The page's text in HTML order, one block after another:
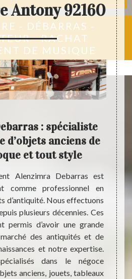
- DÉBARRAS -
- RACHAT
DE MUSIQUE
Antony 92160
: spécialiste
d’objets anciens de
et tout style
Alenzimra Debarras est
comme professionnel en
d’antiquité. Nous effectuons
plusieurs décennies. Ces
permis d’avoir une grande
des antiquités et de
et notre expertise.
dans le négoce
anciens, jouets, tableaux
plus